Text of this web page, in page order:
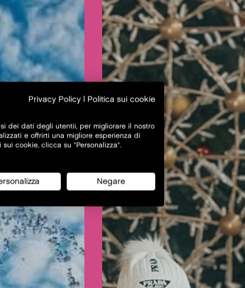
Privacy Policy
Politica sui cookie
dei dati degli utentii, per migliorare il nostro
e offrirti una migliore esperienza di
cookie, clicca su "Personalizza".
Negare